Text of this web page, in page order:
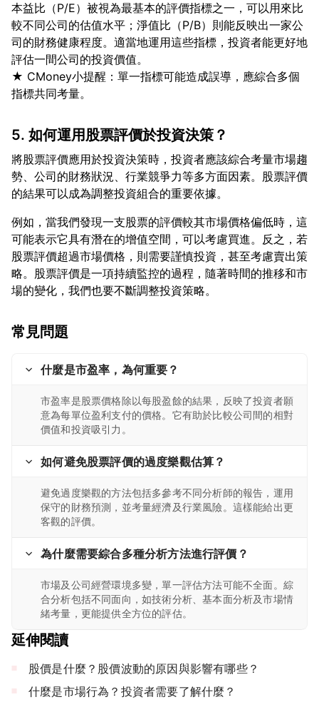
本益比（P/E）被視為最基本的評價指標之一，可以用來比
較不同公司的估值水平；淨值比（P/B）則能反映出一家公
司的財務健康程度。適當地運用這些指標，投資者能更好地
評估一間公司的投資價值。
★ CMoney小提醒：單一指標可能造成誤導，應綜合多個
5. 如何運用股票評價於投資決策？
將股票評價應用於投資決策時，投資者應該綜合考量市場趨
勢、公司的財務狀況、行業競爭力等多方面因素。股票評價
例如，當我們發現一支股票的評價較其市場價格偏低時，這
可能表示它具有潛在的增值空間，可以考慮買進。反之，若
股票評價超過市場價格，則需要謹慎投資，甚至考慮賣出策
略。股票評價是一項持續監控的過程，隨著時間的推移和市
常見問題
什麼是市盈率，為何重要？
市盈率是股票價格除以每股盈餘的結果，反映了投資者願
意為每單位盈利支付的價格。它有助於比較公司間的相對
價值和投資吸引力。
如何避免股票評價的過度樂觀估算？
避免過度樂觀的方法包括多參考不同分析師的報告，運用
保守的財務預測，並考量經濟及行業風險。這樣能給出更
客觀的評價。
為什麼需要綜合多種分析方法進行評價？
市場及公司經營環境多變，單一評估方法可能不全面。綜
合分析包括不同面向，如技術分析、基本面分析及市場情
緒考量，更能提供全方位的評估。
延伸閱讀
股價是什麼？股價波動的原因與影響有哪些？
什麼是市場行為？投資者需要了解什麼？